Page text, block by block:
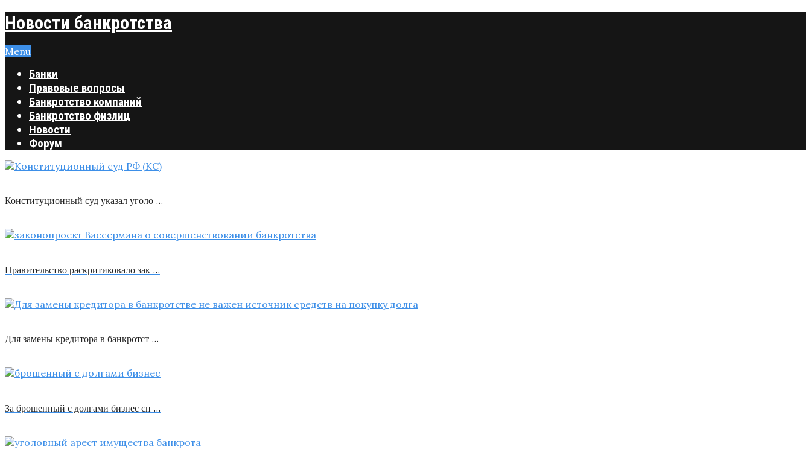
Новости банкротства
Menu
Банки
Правовые вопросы
Банкротство компаний
Банкротство физлиц
Новости
Форум
Конституционный суд указал уголо …
Правительство раскритиковало зак …
Для замены кредитора в банкротст …
За брошенный с долгами бизнес сп …